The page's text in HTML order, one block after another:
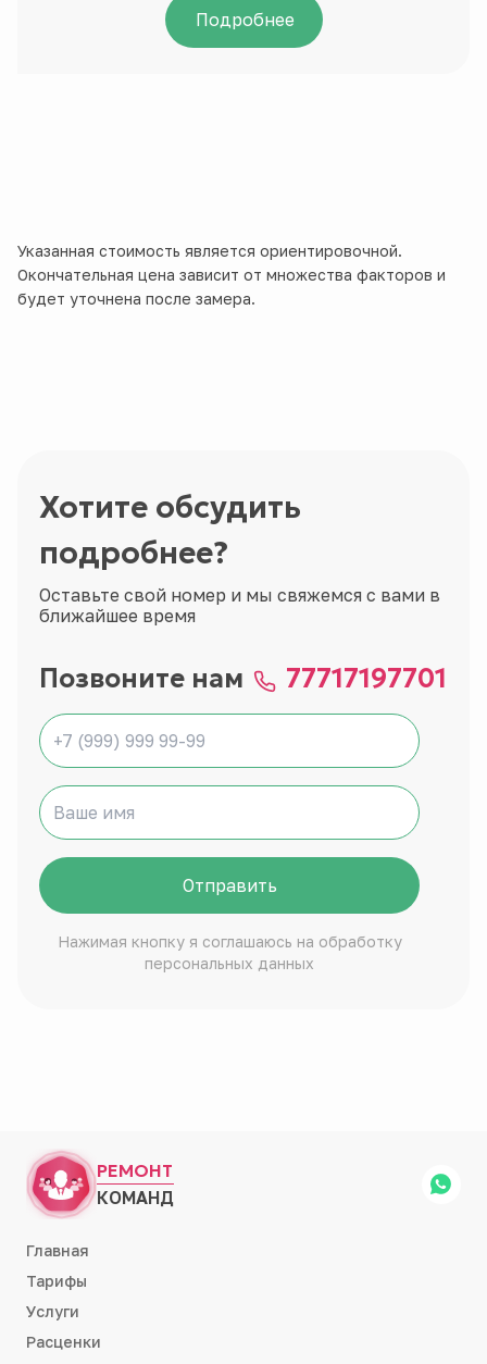
Подробнее
Указанная стоимость является ориентировочной.
Окончательная цена зависит от множества факторов и
будет уточнена после замера.
Хотите обсудить
подробнее?
Оставьте свой номер и мы свяжемся с вами в
ближайшее время
Позвоните нам 77717197701
Отправить
Нажимая кнопку я соглашаюсь на обработку
персональных данных
РЕМОНТ
КОМАНД
Главная
Тарифы
Услуги
Расценки